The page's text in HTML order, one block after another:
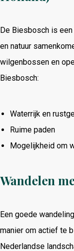
De Biesbosch is
en natuur
wilgenbossen en
Biesbosch:
Waterrijk en
Ruime paden
Mogelijkheid om
Wandelen
Een goede
manier om actief te
Nederlandse